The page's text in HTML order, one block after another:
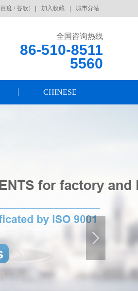
百度 / 谷歌 ） 加入收藏 城市分站
全国咨询热线
86-510-8511
5560
CHINESE